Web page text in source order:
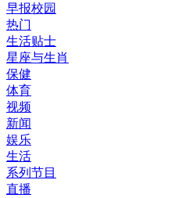
早报校园
热门
生活贴士
星座与生肖
保健
体育
视频
新闻
娱乐
生活
系列节目
直播